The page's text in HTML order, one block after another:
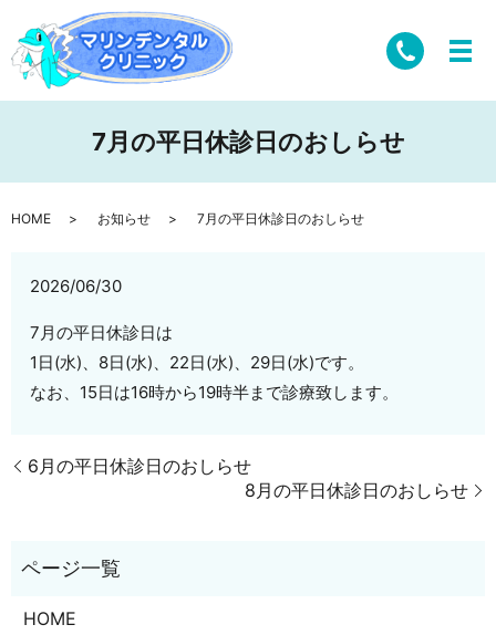
7月の平日休診日のおしらせ
HOME お知らせ 7月の平日休診日のおしらせ
2026/06/30
7月の平日休診日は
1日(水)、8日(水)、22日(水)、29日(水)です。
なお、15日は16時から19時半まで診療致します。
6月の平日休診日のおしらせ
8月の平日休診日のおしらせ
HOME